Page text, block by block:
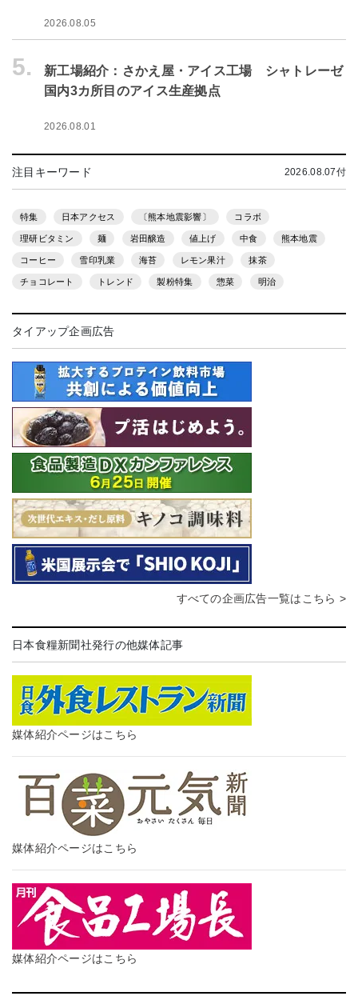
2026.08.05
5.
新工場紹介：さかえ屋・アイス工場 シャトレーゼ
国内3カ所目のアイス生産拠点
2026.08.01
注目キーワード 2026.08.07付
特集 日本アクセス 〔熊本地震影響〕 コラボ
理研ビタミン 麺 岩田醸造 値上げ 中食 熊本地震
コーヒー 雪印乳業 海苔 レモン果汁 抹茶
チョコレート トレンド 製粉特集 惣菜 明治
タイアップ企画広告
すべての企画広告一覧はこちら >
日本食糧新聞社発行の他媒体記事
媒体紹介ページはこちら
媒体紹介ページはこちら
媒体紹介ページはこちら